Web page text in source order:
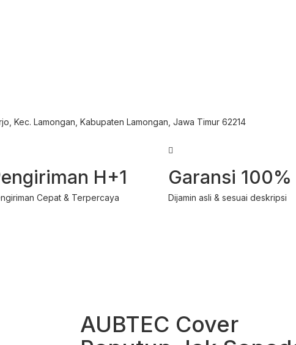
Kec. Lamongan, Kabupaten Lamongan, Jawa Timur 62214
H+1
Cepat & Terpercaya
Garansi 100%
Dijamin asli & sesuai deskripsi
AUBTEC Cover